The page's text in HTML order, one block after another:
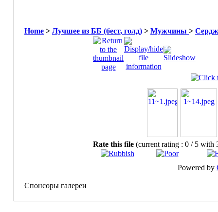
Home > Лучшее из ББ (бест, голд) > Мужчины >
Rate this file (current rating : 0 / 5 with
Powered by
Спонсоры галереи